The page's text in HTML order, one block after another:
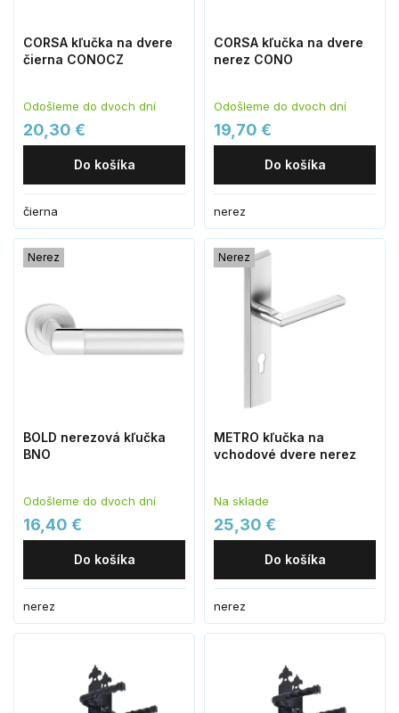
CORSA kľučka na dvere
čierna CONOCZ
Odošleme do dvoch dní
20,30 €
Do košíka
čierna
CORSA kľučka na dvere
nerez CONO
Odošleme do dvoch dní
19,70 €
Do košíka
nerez
Nerez
BOLD nerezová kľučka
BNO
Odošleme do dvoch dní
16,40 €
Do košíka
nerez
Nerez
METRO kľučka na
vchodové dvere nerez
Na sklade
25,30 €
Do košíka
nerez